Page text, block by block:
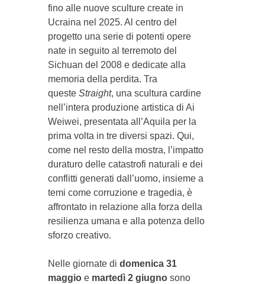
fino alle nuove sculture create in
Ucraina nel 2025. Al centro del
progetto una serie di potenti opere
nate in seguito al terremoto del
Sichuan del 2008 e dedicate alla
memoria della perdita. Tra
queste Straight, una scultura cardine
nell’intera produzione artistica di Ai
Weiwei, presentata all’Aquila per la
prima volta in tre diversi spazi. Qui,
come nel resto della mostra, l’impatto
duraturo delle catastrofi naturali e dei
conflitti generati dall’uomo, insieme a
temi come corruzione e tragedia, è
affrontato in relazione alla forza della
resilienza umana e alla potenza dello
sforzo creativo.
Nelle giornate di domenica 31
maggioe martedì 2 giugnosono